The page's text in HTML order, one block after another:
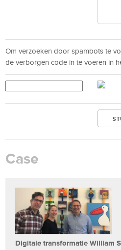
Om verzoeken door spambots te
de verborgen code in te voeren in
Case
Digitale transformatie William